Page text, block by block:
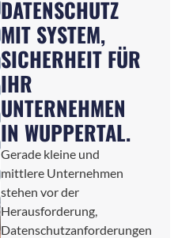
DATENSCHUTZ
MIT SYSTEM,
SICHERHEIT FÜR
IHR
UNTERNEHMEN
IN WUPPERTAL.
Gerade kleine und
mittlere Unternehmen
stehen vor der
Herausforderung,
Datenschutzanforderungen